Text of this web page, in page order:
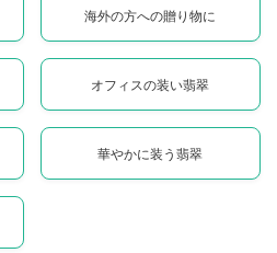
海外の方への贈り物に
オフィスの装い翡翠
華やかに装う翡翠